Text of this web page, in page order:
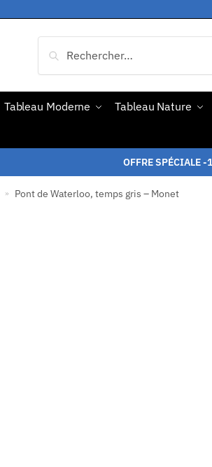
Tableau Moderne Tableau Nature
OFFRE SPÉCIALE
» Pont de Waterloo, temps gris – Monet